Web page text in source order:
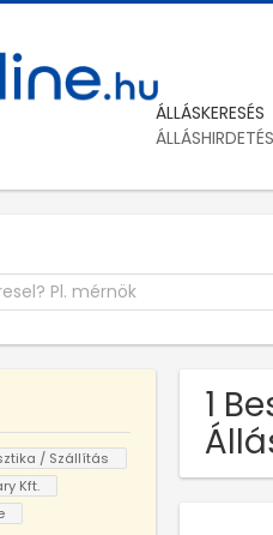
ÁLLÁSKERESÉS
1
/ Szállítás
Kft.